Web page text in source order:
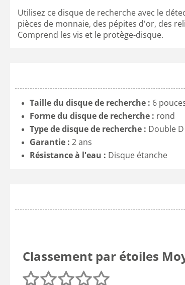
Utilisez ce disque de recherche avec le
pièces de monnaie, des pépites d'or, des
Comprend les vis et le protège-disque.
Taille du disque de recherche : 6
Forme du disque de recherche : rond
Type de disque de recherche : Double D
Garantie : 2 ans
Résistance à l'eau : Disque étanche
Classement par étoiles